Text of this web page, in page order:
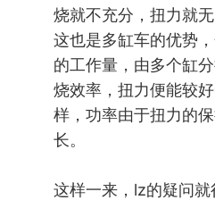
烧就不充分，扭力就
这也是多缸车的优势
的工作量，由多个缸
烧效率，扭力便能较
样，功率由于扭力的
长。
这样一来，lz的疑问